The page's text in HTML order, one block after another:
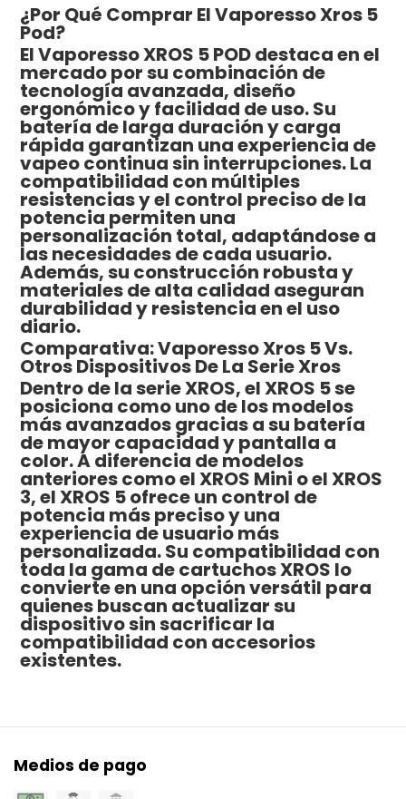
¿Por Qué Comprar El Vaporesso Xros 5
Pod?
El Vaporesso XROS 5 POD destaca en el
mercado por su combinación de
tecnología avanzada, diseño
ergonómico y facilidad de uso. Su
batería de larga duración y carga
rápida garantizan una experiencia de
vapeo continua sin interrupciones. La
compatibilidad con múltiples
resistencias y el control preciso de la
potencia permiten una
personalización total, adaptándose a
las necesidades de cada usuario.
Además, su construcción robusta y
materiales de alta calidad aseguran
durabilidad y resistencia en el uso
diario.
Comparativa: Vaporesso Xros 5 Vs.
Otros Dispositivos De La Serie Xros
Dentro de la serie XROS, el XROS 5 se
posiciona como uno de los modelos
más avanzados gracias a su batería
de mayor capacidad y pantalla a
color. A diferencia de modelos
anteriores como el XROS Mini o el XROS
3, el XROS 5 ofrece un control de
potencia más preciso y una
experiencia de usuario más
personalizada. Su compatibilidad con
toda la gama de cartuchos XROS lo
convierte en una opción versátil para
quienes buscan actualizar su
dispositivo sin sacrificar la
compatibilidad con accesorios
existentes.
Medios de pago